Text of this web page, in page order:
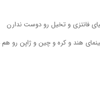
فانتزی و تخیل رو دوست ندارن
هند و کره و چین و ژاپن رو